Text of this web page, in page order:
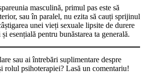
masculină, primul pas este să
sau în paralel, nu ezita să cauți sprijinul
unei vieți sexuale lipsite de durere
esențială pentru bunăstarea ta generală.
sau ai întrebări suplimentare despre
rolul psihoterapiei? Lasă un comentariu!